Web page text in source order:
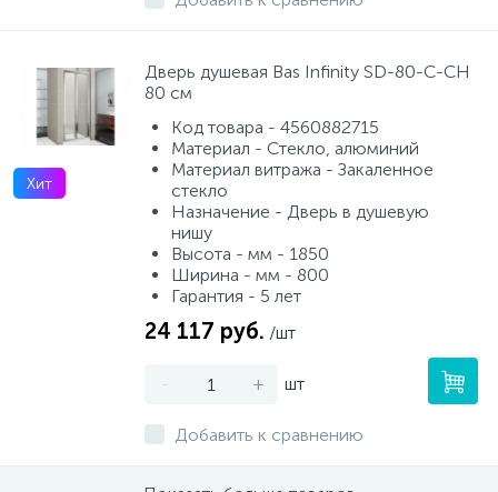
Хит
Дверь душевая Bas Infinity SD-80-C-CH
80 см
Код товара - 4560882715
Материал - Стекло, алюминий
Материал витража - Закаленное
стекло
Назначение - Дверь в душевую
нишу
Высота - мм - 1850
Ширина - мм - 800
Гарантия - 5 лет
24 117 руб. /шт
- + шт
Добавить к сравнению